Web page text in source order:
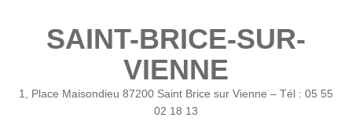
SAINT-BRICE-SUR-
VIENNE
1, Place Maisondieu 87200 Saint Brice sur Vienne – Tél : 05 55
02 18 13